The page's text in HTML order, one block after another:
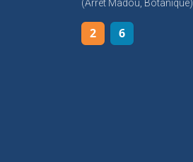
(arrêt Madou, Botanique)
2 6